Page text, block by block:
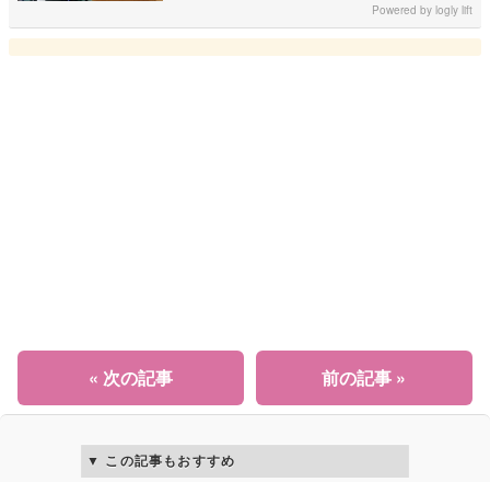
Powered bylogly lift
前の記事 »
« 次の記事
この記事もおすすめ